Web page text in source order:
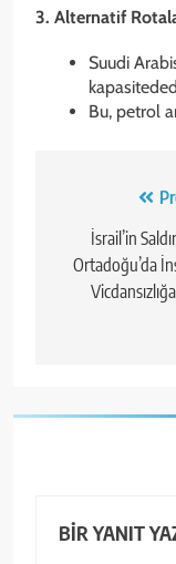
3. Alternatif
Suudi
Bu, petrol
gezinmesi
İsrail’in
Ortadoğu’da
BIR YANIT